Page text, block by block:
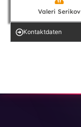
Valeri Serikov
Kontakt­daten